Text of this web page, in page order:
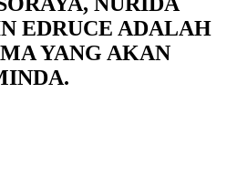
EDRUCE ADALAH
YANG AKAN